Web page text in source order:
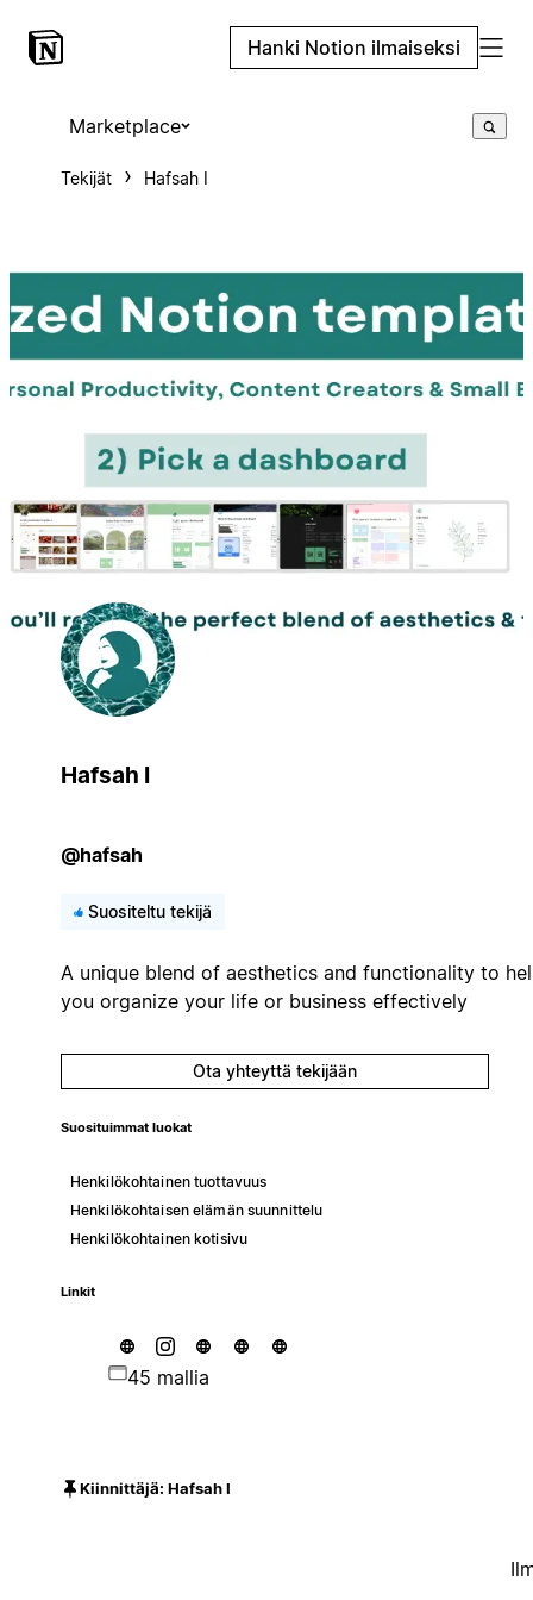
Hanki Notion ilmaiseksi
Marketplace
Tekijät Hafsah I
Hafsah I
@hafsah
Suositeltu tekijä
A unique blend of aesthetics and functionality to
you organize your life or business effectively
Ota yhteyttä tekijään
Suosituimmat luokat
Henkilökohtainen tuottavuus
Henkilökohtaisen elämän suunnittelu
Henkilökohtainen kotisivu
Linkit
45 mallia
Kiinnittäjä: Hafsah I